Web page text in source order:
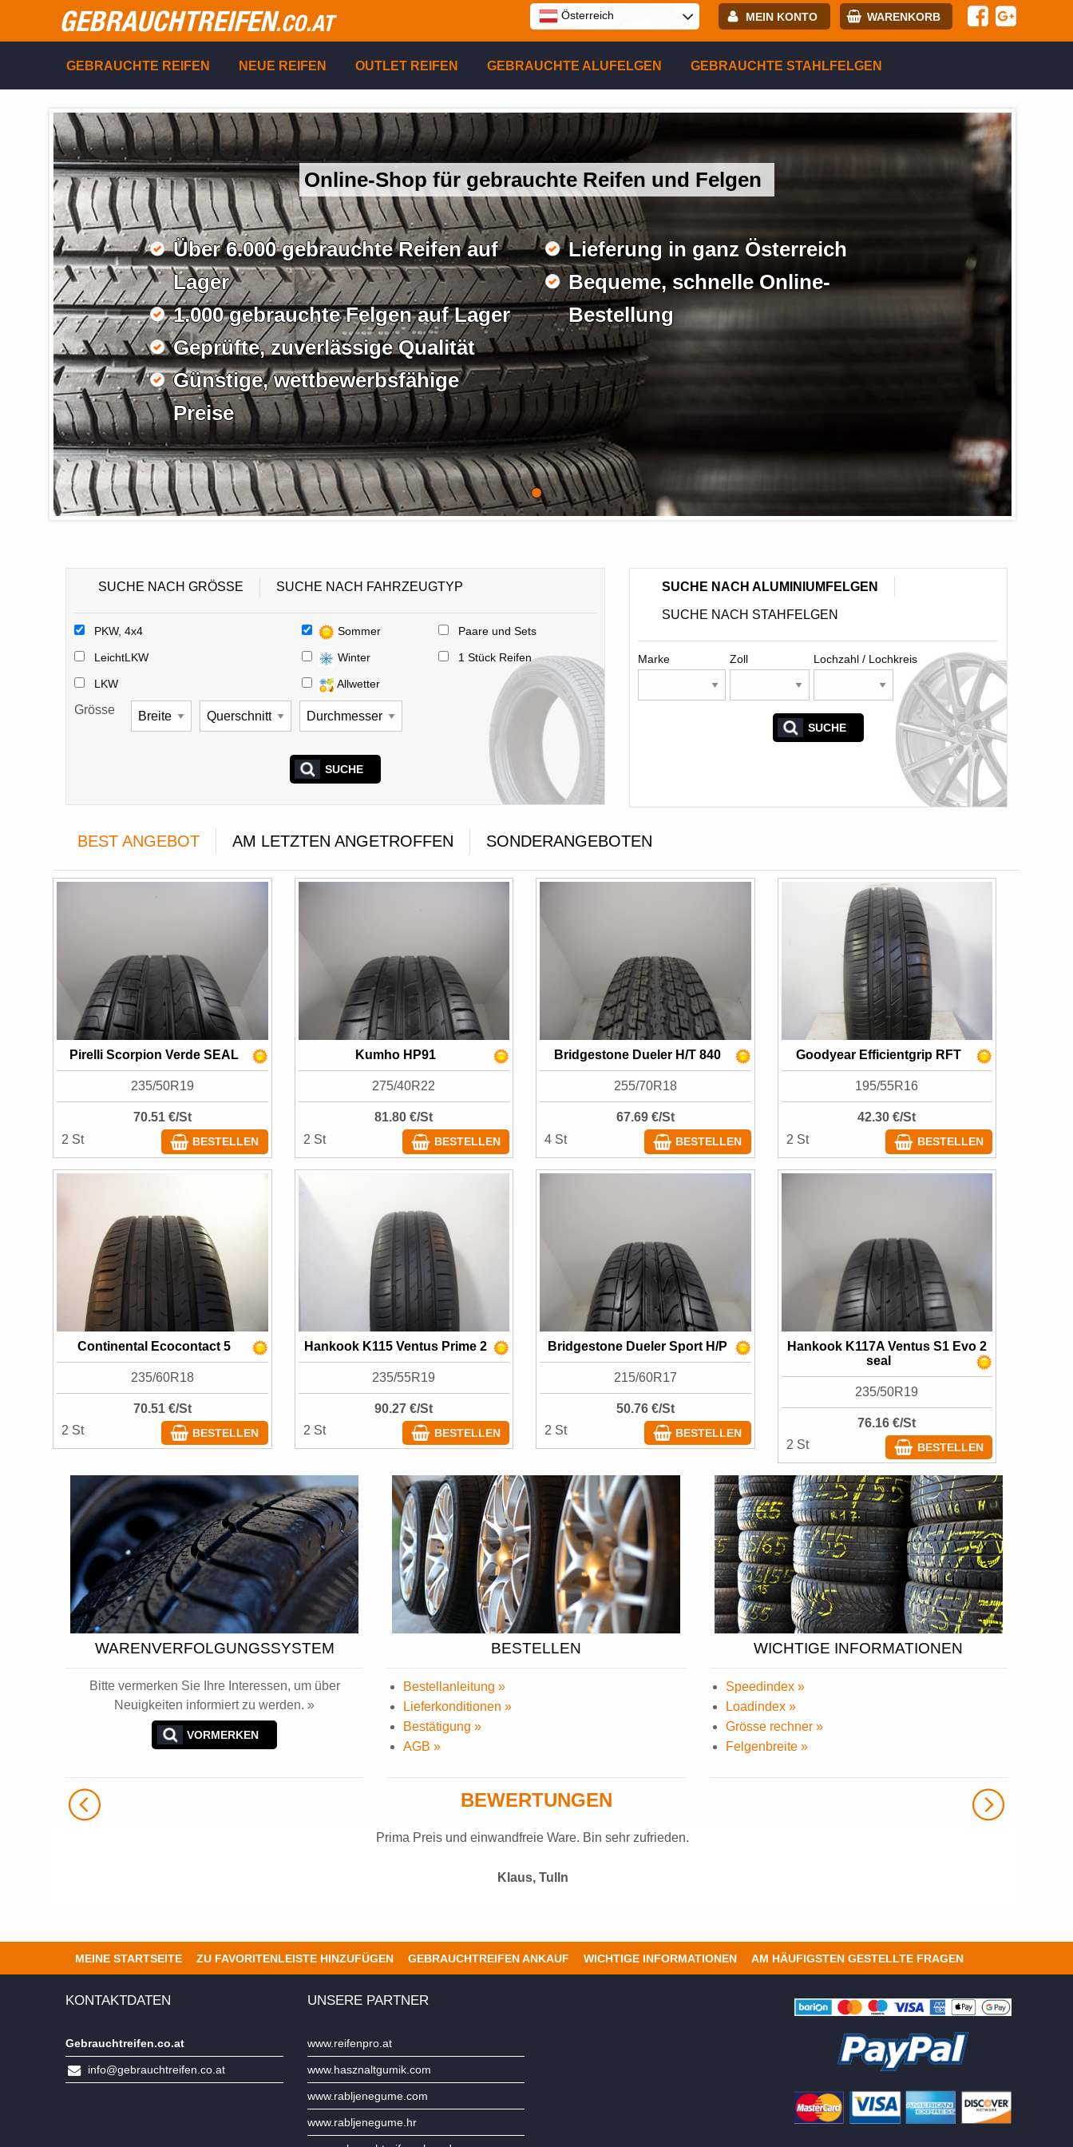
GEBRAUCHTREIFEN.CO.AT MEIN KONTO WARENKORB
Registrierung
Österreich
GEBRAUCHTE REIFEN NEUE REIFEN OUTLET REIFEN GEBRAUCHTE ALUFELGEN GEBRAUCHTE STAHLFELGEN
Online-Shop für gebrauchte Reifen und Felgen
Über 6.000 gebrauchte Reifen auf
Lager
1.000 gebrauchte Felgen auf Lager
Geprüfte, zuverlässige Qualität
Günstige, wettbewerbsfähige
Preise
Lieferung in ganz Österreich
Bequeme, schnelle Online-
Bestellung
SUCHE NACH GRÖSSE SUCHE NACH FAHRZEUGTYP
PKW, 4x4
LeichtLKW
LKW
Sommer
Winter
Allwetter
Paare und Sets
1 Stück Reifen
Grösse
SUCHE
SUCHE NACH ALUMINIUMFELGEN
SUCHE NACH STAHFELGEN
Marke Zoll Lochzahl / Lochkreis
SUCHE
BEST ANGEBOT AM LETZTEN ANGETROFFEN SONDERANGEBOTEN
Pirelli Scorpion Verde SEAL
235/50R19
70.51 €/St
2 St
BESTELLEN
Kumho HP91
275/40R22
81.80 €/St
2 St
BESTELLEN
Bridgestone Dueler H/T 840
255/70R18
67.69 €/St
4 St
BESTELLEN
Goodyear Efficientgrip RFT
195/55R16
42.30 €/St
2 St
BESTELLEN
Continental Ecocontact 5
235/60R18
70.51 €/St
2 St
BESTELLEN
Hankook K115 Ventus Prime 2
235/55R19
90.27 €/St
2 St
BESTELLEN
Bridgestone Dueler Sport H/P
215/60R17
50.76 €/St
2 St
BESTELLEN
Hankook K117A Ventus S1 Evo 2
seal
235/50R19
76.16 €/St
2 St
BESTELLEN
WARENVERFOLGUNGSSYSTEM
Bitte vermerken Sie Ihre Interessen, um über
Neuigkeiten informiert zu werden. »
VORMERKEN
BESTELLEN
Bestellanleitung »
Lieferkonditionen »
Bestätigung »
AGB »
WICHTIGE INFORMATIONEN
Speedindex »
Loadindex »
Grösse rechner »
Felgenbreite »
BEWERTUNGEN
Prima Preis und einwandfreie Ware. Bin sehr zufrieden.
Klaus, Tulln
MEINE STARTSEITE ZU FAVORITENLEISTE HINZUFÜGEN GEBRAUCHTREIFEN ANKAUF WICHTIGE INFORMATIONEN AM HÄUFIGSTEN GESTELLTE FRAGEN
KONTAKTDATEN
Gebrauchtreifen.co.at
info@gebrauchtreifen.co.at
UNSERE PARTNER
www.reifenpro.at
www.hasznaltgumik.com
www.rabljenegume.com
www.rabljenegume.hr